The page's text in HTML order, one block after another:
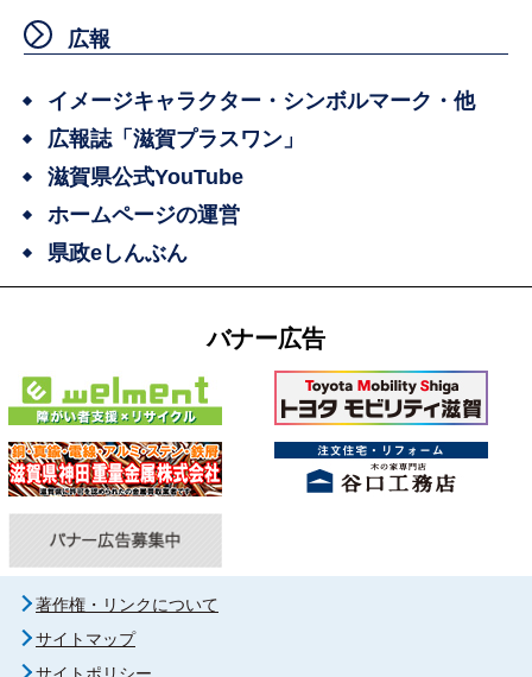
広報
イメージキャラクター・シンボルマーク・他
広報誌「滋賀プラスワン」
滋賀県公式YouTube
ホームページの運営
県政eしんぶん
バナー広告
著作権・リンクについて
サイトマップ
サイトポリシー